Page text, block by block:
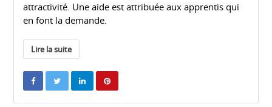
attractivité. Une aide est attribuée aux apprentis qui
en font la demande.
Lire la suite